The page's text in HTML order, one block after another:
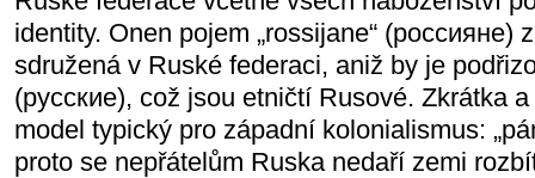
identity. Onen pojem „rossijane“ (россияне)
sdružená v Ruské federaci, aniž by je
(русские), což jsou etničtí Rusové. Zkrátka
model typický pro západní kolonialismus:
proto se nepřátelům Ruska nedaří zemi